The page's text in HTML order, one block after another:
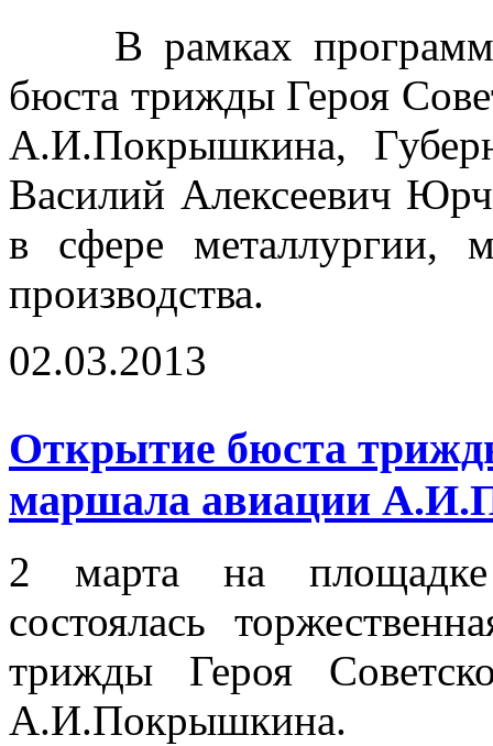
В рамках
бюста трижды Героя
А.И.Покрышкина,
Василий Алексеевич
в сфере металлургии,
производства.
02.03.2013
Открытие бюста
маршала авиации
2 марта на
состоялась
трижды Героя
А.И.Покрышкина.